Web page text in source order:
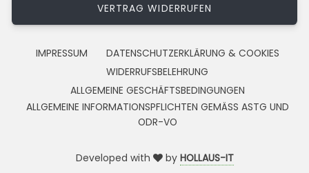
VERTRAG WIDERRUFEN
IMPRESSUM
DATENSCHUTZERKLÄRUNG & COOKIES
WIDERRUFSBELEHRUNG
ALLGEMEINE GESCHÄFTSBEDINGUNGEN
ALLGEMEINE INFORMATIONSPFLICHTEN GEMÄSS ASTG UND
ODR-VO
Developed with by HOLLAUS-IT